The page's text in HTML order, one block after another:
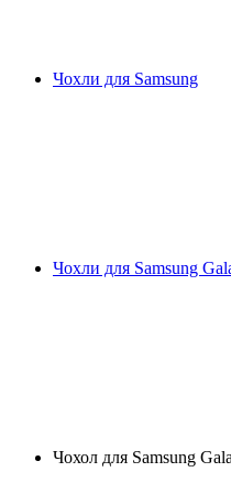
Чохли для Samsung
Чохли для Samsung
Чохол для Samsung